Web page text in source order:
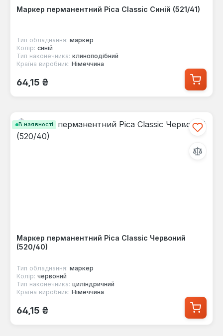
Маркер перманентний Pica Classic Синій (521/41)
Тип обладнання: маркер
Колір: синій
Тип наконечника: клиноподібний
Країна виробник: Німеччина
Звичайна ціна:
64,15 ₴
В наявності
Маркер перманентний Pica Classic Червоний
(520/40)
Тип обладнання: маркер
Колір: червоний
Тип наконечника: циліндричний
Країна виробник: Німеччина
Звичайна ціна:
64,15 ₴